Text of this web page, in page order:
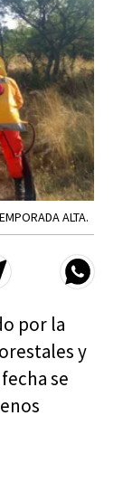
ALTA.
por la
y
se